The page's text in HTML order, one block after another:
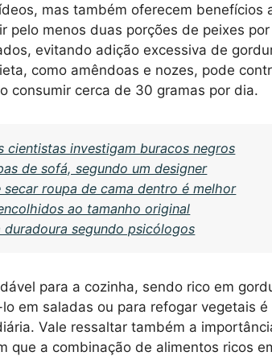
mas também oferecem benefícios
pelo menos duas porções de peixes
evitando adição excessiva de
como amêndoas e nozes, pode
consumir cerca de 30 gramas por dia.
investigam buracos negros
de sofá, segundo um designer
roupa de cama dentro é melhor
ao tamanho original
segundo psicólogos
para a cozinha, sendo rico em
em saladas ou para refogar vegetais
Vale ressaltar também a
que a combinação de alimentos ricos